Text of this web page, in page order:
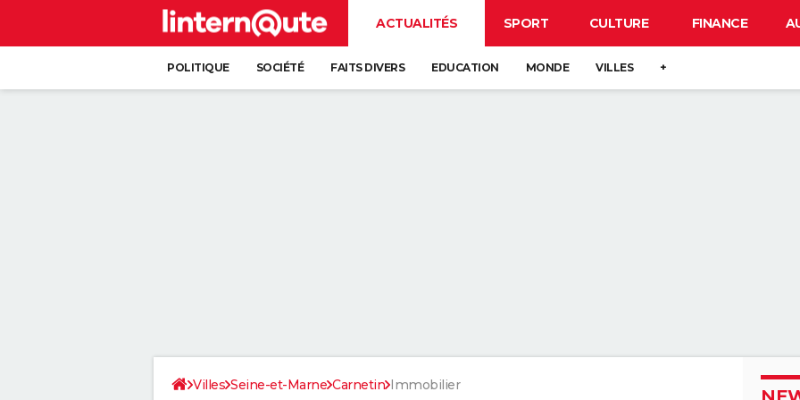
ACTUALITÉS SPORT CULTURE FINANCE
POLITIQUE SOCIÉTÉ FAITS DIVERS EDUCATION MONDE VILLES +
Villes Seine-et-Marne Carnetin Immobilier